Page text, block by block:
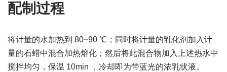
配制过程
将计量的水加热到 80~90 ℃；同时将计量的乳化剂加入计
量的石蜡中混合加热熔化；然后将此混合物加入上述热水中
搅拌均匀，保温 10min ，冷却即为带蓝光的浓乳状液。